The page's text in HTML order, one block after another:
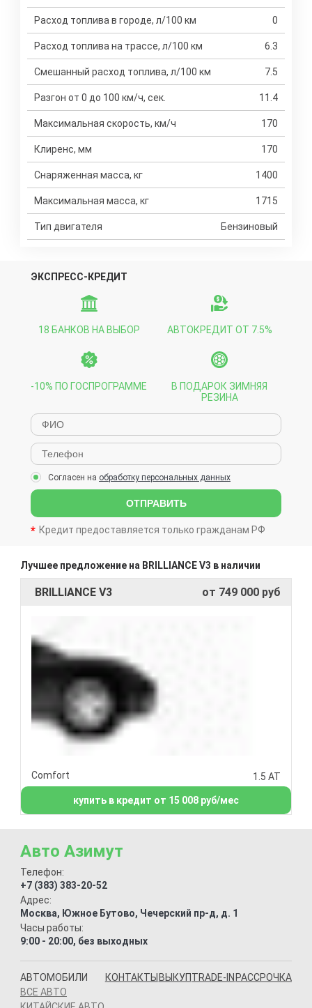
Расход топлива в городе, л/100 км 0
Расход топлива на трассе, л/100 км 6.3
Смешанный расход топлива, л/100 км 7.5
Разгон от 0 до 100 км/ч, сек. 11.4
Максимальная скорость, км/ч 170
Клиренс, мм 170
Снаряженная масса, кг 1400
Максимальная масса, кг 1715
Тип двигателя Бензиновый
ЭКСПРЕСС-КРЕДИТ
18 БАНКОВ НА ВЫБОР АВТОКРЕДИТ ОТ 7.5%
-10% ПО ГОСПРОГРАММЕ
В ПОДАРОК ЗИМНЯЯ
РЕЗИНА
Согласен на обработку персональных данных
ОТПРАВИТЬ
Кредит предоставляется только гражданам РФ
Лучшее предложение на BRILLIANCE V3 в наличии
BRILLIANCE V3 от 749 000 руб
Comfort 1.5 AT
купить в кредит от 15 008 руб/мес
Авто Азимут
Телефон:
+7 (383) 383-20-52
Адрес:
Москва, Южное Бутово, Чечерский пр-д, д. 1
Часы работы:
9:00 - 20:00, без выходных
АВТОМОБИЛИ
ВСЕ АВТО
КОНТАКТЫ ВЫКУПTRADE-IN РАССРОЧКА